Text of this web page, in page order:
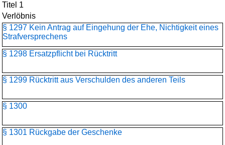
Titel 1
Verlöbnis
§ 1297 Kein Antrag auf Eingehung der Ehe, Nichtigkeit eines
Strafversprechens
§ 1298 Ersatzpflicht bei Rücktritt
§ 1299 Rücktritt aus Verschulden des anderen Teils
§ 1300
§ 1301 Rückgabe der Geschenke